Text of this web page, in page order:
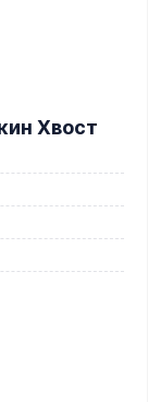
Хвост